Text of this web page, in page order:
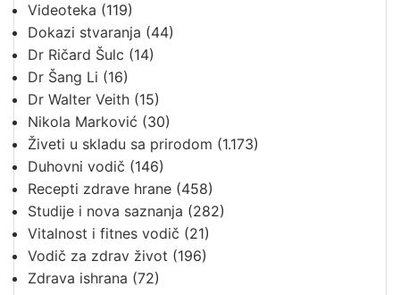
Videoteka (119)
Dokazi stvaranja (44)
Dr Ričard Šulc (14)
Dr Šang Li (16)
Dr Walter Veith (15)
Nikola Marković (30)
Živeti u skladu sa prirodom (1.173)
Duhovni vodič (146)
Recepti zdrave hrane (458)
Studije i nova saznanja (282)
Vitalnost i fitnes vodič (21)
Vodič za zdrav život (196)
Zdrava ishrana (72)